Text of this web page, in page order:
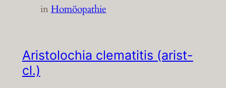
inHomöopathie
Aristolochia clematitis (arist-
cl.)